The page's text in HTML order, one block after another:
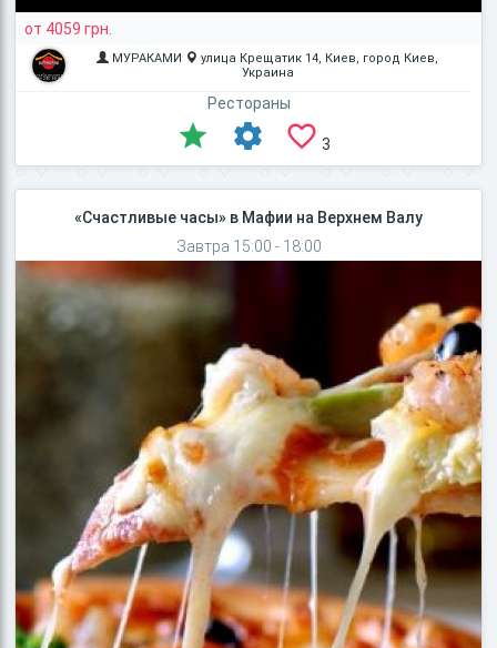
от 4059 грн.
МУРАКАМИ
улица Крещатик 14, Киев, город Киев,
Украина
Рестораны
3
«Счастливые часы» в Мафии на Верхнем Валу
Завтра 15:00 - 18:00